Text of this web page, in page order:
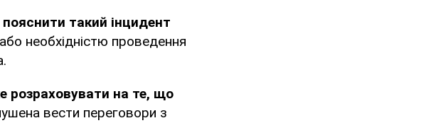
такий інцидент
необхідністю проведення
розраховувати на те, що
вести переговори з